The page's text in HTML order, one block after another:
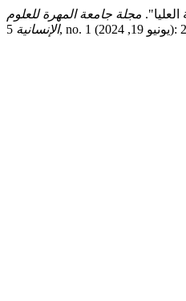
مجلة جامعة المهرة للعلوم
الإنسانية